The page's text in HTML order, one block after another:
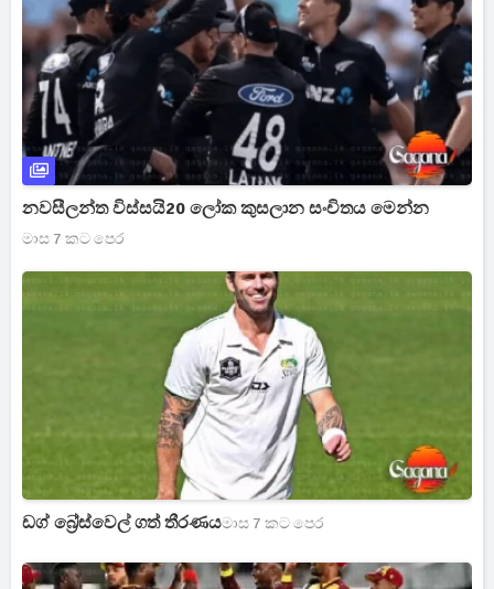
නවසීලන්ත විස්සයි20 ලෝක කුසලාන සංචිතය මෙන්න
මාස 7 කට පෙර
ඩග් බ්‍රේස්වෙල් ගත් තීරණයමාස 7 කට පෙර